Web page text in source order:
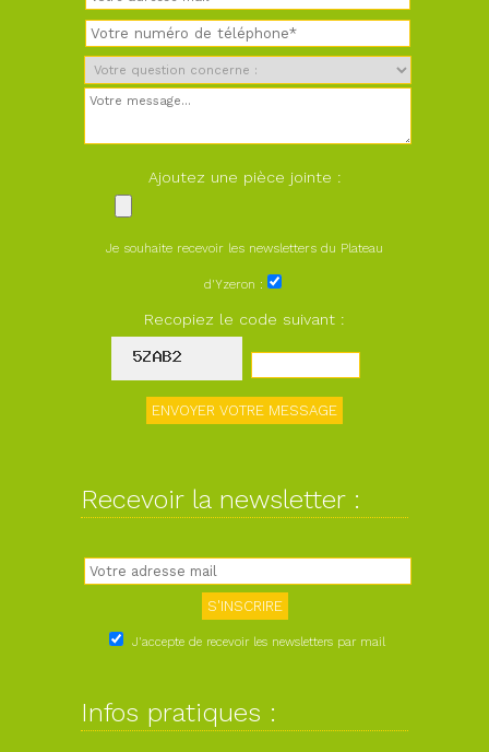
Ajoutez une pièce jointe :
Je souhaite recevoir les newsletters du Plateau
d'Yzeron :
Recopiez le code suivant :
Recevoir la newsletter :
J'accepte de recevoir les newsletters par mail
Infos pratiques :